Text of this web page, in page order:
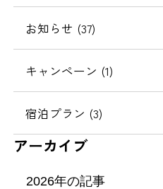
動
お知らせ (37)
キャンペーン (1)
宿泊プラン (3)
アーカイブ
2026年の記事